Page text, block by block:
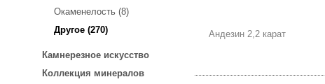
Окаменелость (8)
Другое (270)
Камнерезное искусство
Коллекция минералов
Андезин 2,2 карат